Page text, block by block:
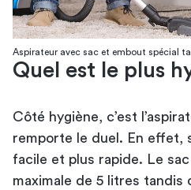
Aspirateur avec sac et embout spécial
Quel est le plus
Côté hygiène, c’est
remporte le duel. En effet,
facile et plus rapide. Le
maximale de 5 litres tandis